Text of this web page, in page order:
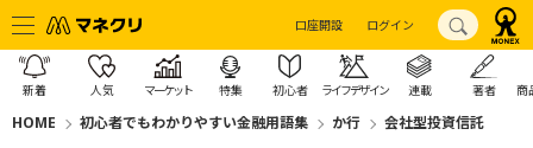
口座開設 ログイン
新着 人気 マーケット 特集 初心者 ライフデザイン 連載 著者 商
HOME 初心者でもわかりやすい金融用語集 か行 会社型投資信託